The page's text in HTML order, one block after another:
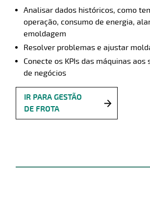
Analisar dados históricos, como
operação, consumo de energia,
emoldagem
Resolver problemas e ajustar
Conecte os KPIs das máquinas aos
de negócios
IR PARA GESTÃO
DE FROTA